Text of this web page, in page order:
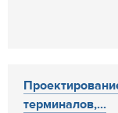
терминалов,...